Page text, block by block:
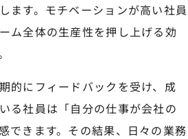
ます。モチベーションが高い社員
ム全体の生産性を押し上げる効
的にフィードバックを受け、成
る社員は「自分の仕事が会社の
できます。その結果、日々の業務